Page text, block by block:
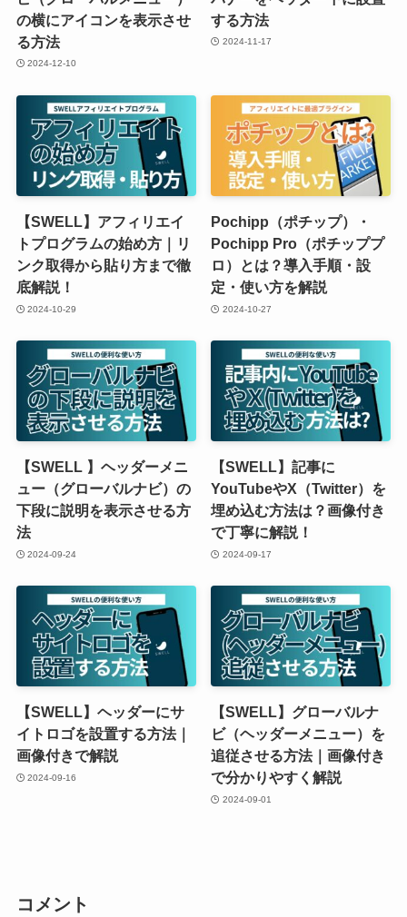
の横にアイコンを表示させ
る方法
2024-12-10
する方法
2024-11-17
【SWELL】アフィリエイ
トプログラムの始め方｜リ
ンク取得から貼り方まで徹
底解説！
2024-10-29
Pochipp（ポチップ）・
Pochipp Pro（ポチッププ
ロ）とは？導入手順・設
定・使い方を解説
2024-10-27
【SWELL 】ヘッダーメニ
ュー（グローバルナビ）の
下段に説明を表示させる方
法
2024-09-24
【SWELL】記事に
YouTubeやX（Twitter）を
埋め込む方法は？画像付き
で丁寧に解説！
2024-09-17
【SWELL】ヘッダーにサ
イトロゴを設置する方法｜
画像付きで解説
2024-09-16
【SWELL】グローバルナ
ビ（ヘッダーメニュー）を
追従させる方法｜画像付き
で分かりやすく解説
2024-09-01
コメント